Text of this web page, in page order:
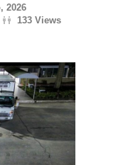
2026
133 Views